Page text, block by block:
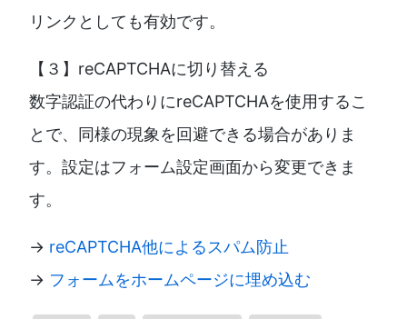
リンクとしても有効です。
【３】reCAPTCHAに切り替える
数字認証の代わりにreCAPTCHAを使用するこ
とで、同様の現象を回避できる場合がありま
す。設定はフォーム設定画面から変更できま
す。
→ reCAPTCHA他によるスパム防止
→ フォームをホームページに埋め込む